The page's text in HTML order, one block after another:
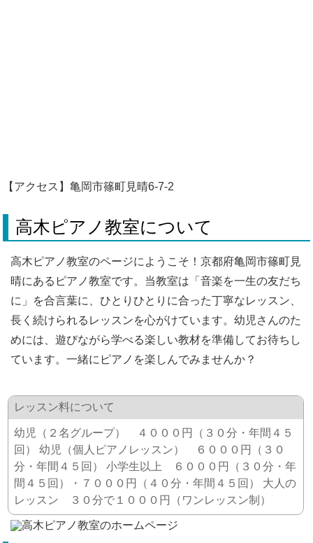
【アクセス】亀岡市篠町見晴6-7-2
高木ピアノ教室について
高木ピアノ教室のページにようこそ！京都府亀岡市篠町見
晴にあるピアノ教室です。当教室は「音楽を一生の友だち
に」を合言葉に、ひとりひとりに合った丁寧なレッスン、
長く続けられるレッスンを心がけています。幼児さんのた
めには、遊びながら学べる楽しい教材を準備してお待ちし
ています。一緒にピアノを楽しんでみませんか？
レッスン料について
幼児（２名グループ） ４０００円（３０分・年間４５
回） 幼児（個人ピアノレッスン） ６０００円（３０
分・年間４５回） 小学生以上 ６０００円（３０分・年
間４５回）・７０００円（４０分・年間４５回） 大人の
レッスン ３０分で１０００円（ワンレッスン制）